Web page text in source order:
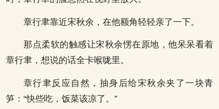
章行聿靠近宋秋余，在他额角轻轻亲了一下。
那点柔软的触感让宋秋余愣在原地，他呆呆看着
章行聿，想说的话全卡喉咙里。
章行聿反应自然，抽身后给宋秋余夹了一块青
笋：“快些吃，饭菜该凉了。”